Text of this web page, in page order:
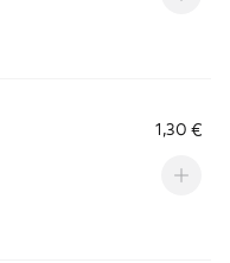
1,30 €